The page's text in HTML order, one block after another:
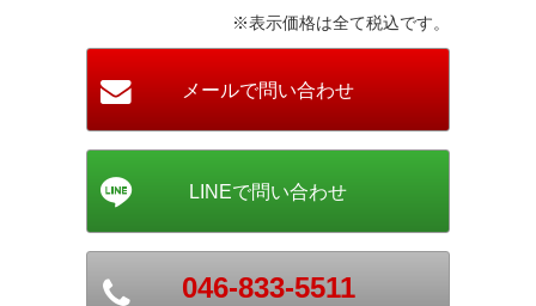
※表示価格は全て税込です。
046-833-5511